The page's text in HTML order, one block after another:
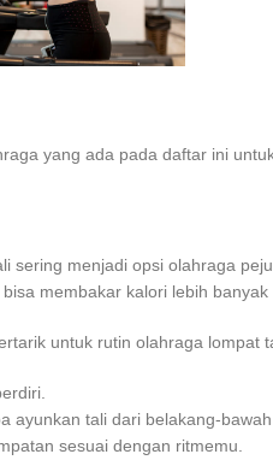
yang ada pada daftar ini
sering menjadi opsi olahraga
membakar kalori lebih
untuk rutin olahraga lompat
ayunkan tali dari belakang-
sesuai dengan ritmemu.